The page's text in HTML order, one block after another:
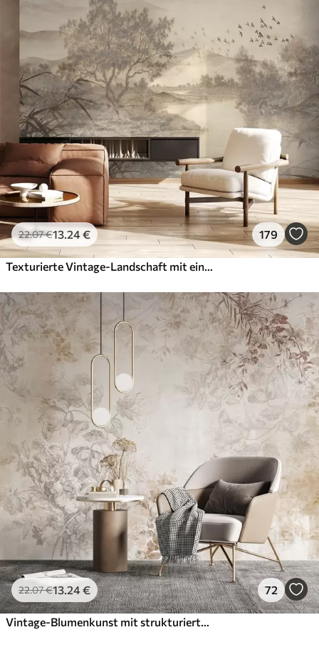
22.07€13 .24€ 179
22.07€13 .24€ 72